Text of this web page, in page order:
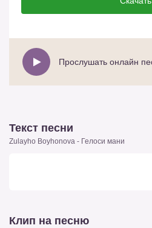
Текст песни
Zulayho Boyhonova - Гелоси мани
Клип на песню